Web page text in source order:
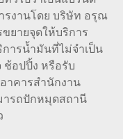
รงานโดย บริษัท อรุณ
ยายจุดให้บริการ
ารน้ำมันที่ไม่จำเป็น
ช้อปปิ้ง หรือรับ
าคารสำนักงาน
ารถปักหมุดสถานี